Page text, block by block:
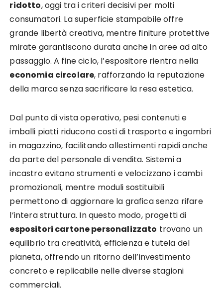
ridotto, oggi tra i criteri decisivi per molti
consumatori. La superficie stampabile offre
grande libertà creativa, mentre finiture protettive
mirate garantiscono durata anche in aree ad alto
passaggio. A fine ciclo, l’espositore rientra nella
economia circolare, rafforzando la reputazione
della marca senza sacrificare la resa estetica.
Dal punto di vista operativo, pesi contenuti e
imballi piatti riducono costi di trasporto e ingombri
in magazzino, facilitando allestimenti rapidi anche
da parte del personale di vendita. Sistemi a
incastro evitano strumenti e velocizzano i cambi
promozionali, mentre moduli sostituibili
permettono di aggiornare la grafica senza rifare
l’intera struttura. In questo modo, progetti di
espositori cartone personalizzato trovano un
equilibrio tra creatività, efficienza e tutela del
pianeta, offrendo un ritorno dell’investimento
concreto e replicabile nelle diverse stagioni
commerciali.